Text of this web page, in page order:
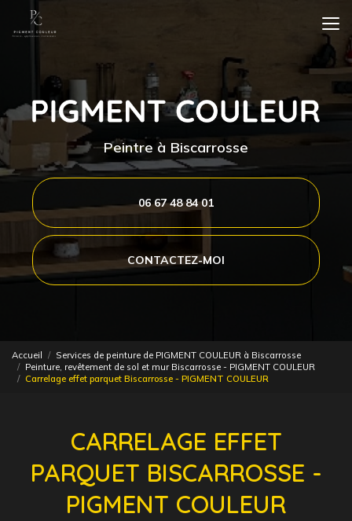
contenu
Peintre à Biscarrosse
06 67 48 84 01
CONTACTEZ-MOI
Accueil
Services de peinture de PIGMENT COULEUR à Biscarrosse
Peinture, revêtement de sol et mur Biscarrosse - PIGMENT COULEUR
Carrelage effet parquet Biscarrosse - PIGMENT COULEUR
CARRELAGE EFFET
PARQUET BISCARROSSE -
PIGMENT COULEUR